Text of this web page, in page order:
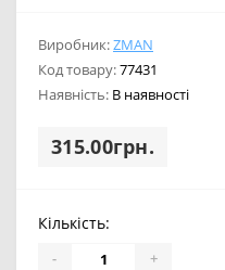
Виробник:ZMAN
Код товару:77431
Наявність: В наявності
315.00грн.
Кількість:
- +